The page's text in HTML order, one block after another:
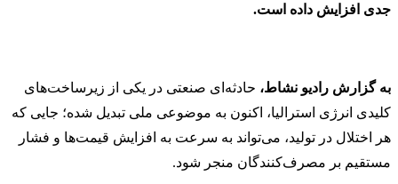
جدی افزایش داده است.
به گزارش رادیو نشاط، حادثه‌ای صنعتی در یکی از زیرساخت‌های
کلیدی انرژی استرالیا، اکنون به موضوعی ملی تبدیل شده؛ جایی که
هر اختلال در تولید، می‌تواند به سرعت به افزایش قیمت‌ها و فشار
مستقیم بر مصرف‌کنندگان منجر شود.